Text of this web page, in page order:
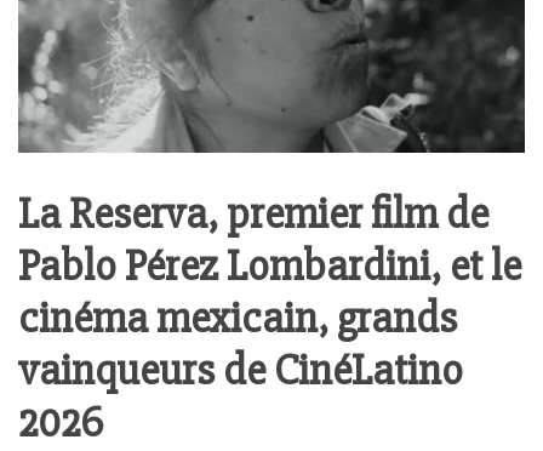
La Reserva, premier film de
Pablo Pérez Lombardini, et le
cinéma mexicain, grands
vainqueurs de CinéLatino
2026